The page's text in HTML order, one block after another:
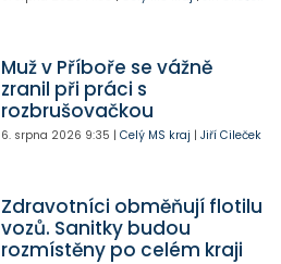
Muž v Příboře se vážně
zranil při práci s
rozbrušovačkou
6. srpna 2026 9:35 | Celý MS kraj | Jiří Cileček
Zdravotníci obměňují flotilu
vozů. Sanitky budou
rozmístěny po celém kraji